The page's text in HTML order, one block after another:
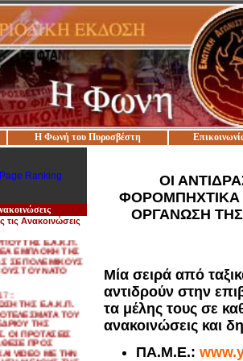
Η Φωνή του Πυροσβέστη
τις Ανακοινώσεις
::
ΓΙΑ
ΣΥΝΑΔΕΛΦΩΝ
ΝΟΜΟΘΕΣΙΑ
::
ΕΜΠΛΟΚΗ ΤΗΣ
ΣΕ ΠΟΛΕΜΙΚΟΥΣ
ΤΟΥ ΝΑΤΟ
::
ΤΗΣ Ε.Α.Κ.Π.
ΤΟΥ
ΤΗΣ
ΟΙ ΠΡΟΤΑΣΕΙΣ
ΠΡΟΣ
VIDEO ΜΕ ΤΗΝ
ΜΕΛΟΥΣ ΤΗΣ
ΟΙ
ΦΟΡΟΜΠΗΧΤΙΚΑ
ΟΡΓΑΝΩΣΗ
Μία σειρά από
αντιδρούν στην
τα μέλης τους σε
ανακοινώσεις και
ΠΑ.Μ.Ε.: